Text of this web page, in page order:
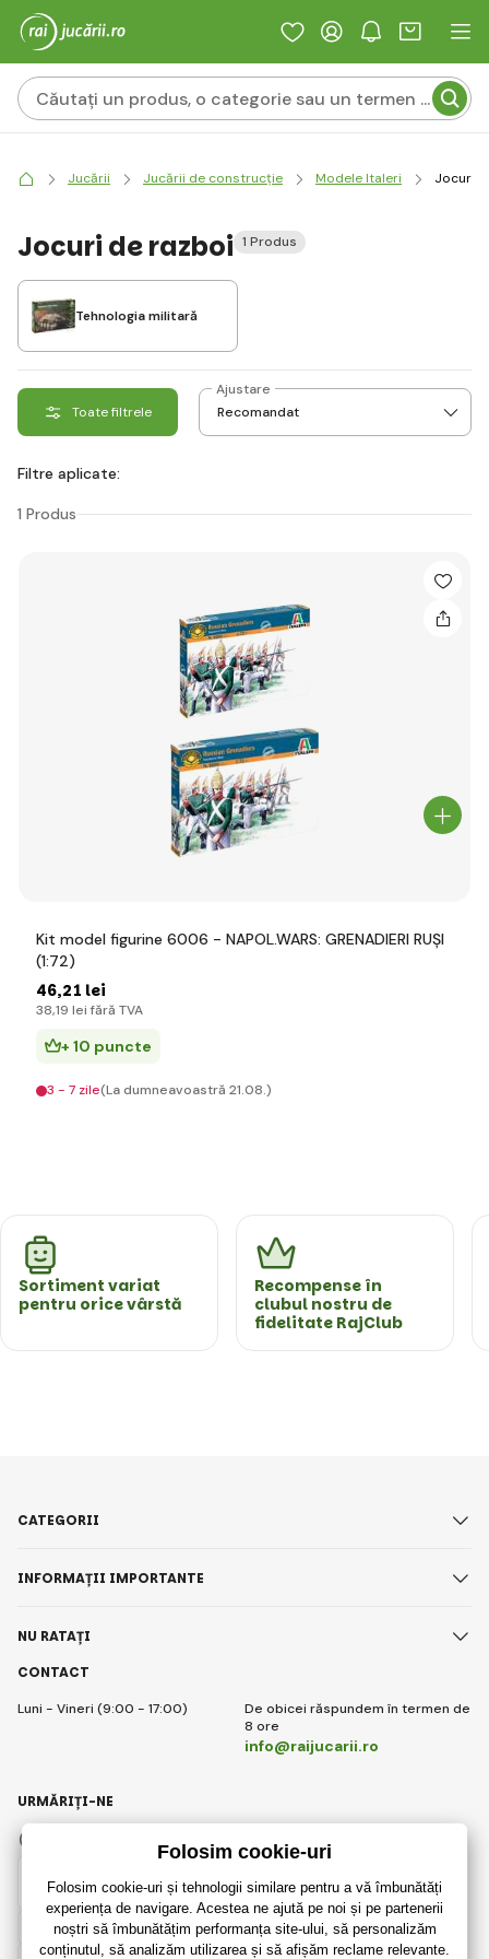
Jucării Jucării de construcție Modele Italeri Jocuri
Jocuri de razboi 1 Produs
Tehnologia militară
Toate filtrele
Ajustare
Filtre aplicate:
1 Produs
Kit model figurine 6006 - NAPOL.WARS: GRENADIERI RUȘI
(1:72)
46,21 lei
38,19 lei fără TVA
+ 10 puncte
3 - 7 zile(La dumneavoastră 21.08.)
Sortiment variat
pentru orice vârstă
Recompense în
clubul nostru de
fidelitate RajClub
CONTACT
Luni - Vineri (9:00 - 17:00)
De obicei răspundem în termen de
8 ore
info@raijucarii.ro
CATEGORII
INFORMAȚII IMPORTANTE
NU RATAȚI
Romanian
URMĂRIȚI-NE
Instagram